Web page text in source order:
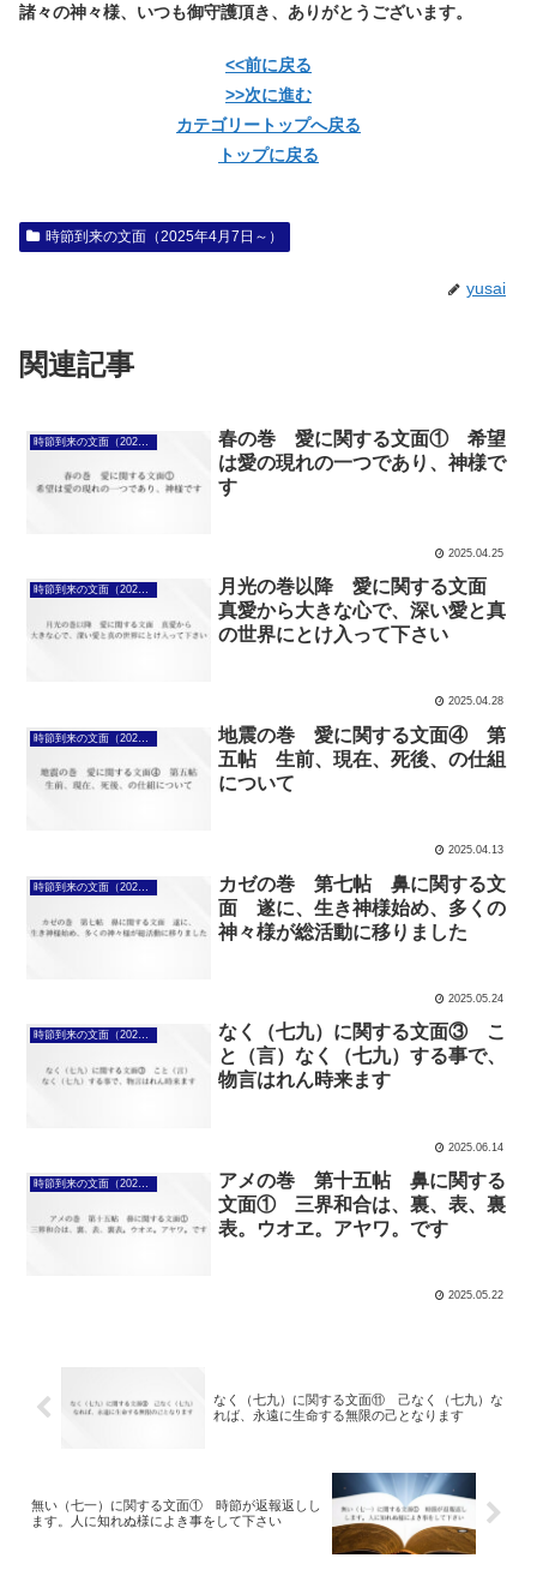
諸々の神々様、いつも御守護頂き、ありがとうございます。
<<前に戻る
>>次に進む
カテゴリートップへ戻る
トップに戻る
時節到来の文面（2025年4月7日～）
yusai
関連記事
春の巻 愛に関する文面① 希望
は愛の現れの一つであり、神様で
す
2025.04.25
時節到来の文面（2025年4月7日～）
月光の巻以降 愛に関する文面
真愛から大きな心で、深い愛と真
の世界にとけ入って下さい
2025.04.28
時節到来の文面（2025年4月7日～）
地震の巻 愛に関する文面④ 第
五帖 生前、現在、死後、の仕組
について
2025.04.13
カゼの巻 第七帖 鼻に関する文
面 遂に、生き神様始め、多くの
神々様が総活動に移りました
2025.05.24
時節到来の文面（2025年4月7日～）
なく（七九）に関する文面③ こ
と（言）なく（七九）する事で、
物言はれん時来ます
2025.06.14
時節到来の文面（2025年4月7日～）
アメの巻 第十五帖 鼻に関する
文面① 三界和合は、裏、表、裏
表。ウオヱ。アヤワ。です
2025.05.22
なく（七九）に関する文面⑪ 己なく（七九）な
れば、永遠に生命する無限の己となります
無い（七一）に関する文面① 時節が返報返しし
ます。人に知れぬ様によき事をして下さい